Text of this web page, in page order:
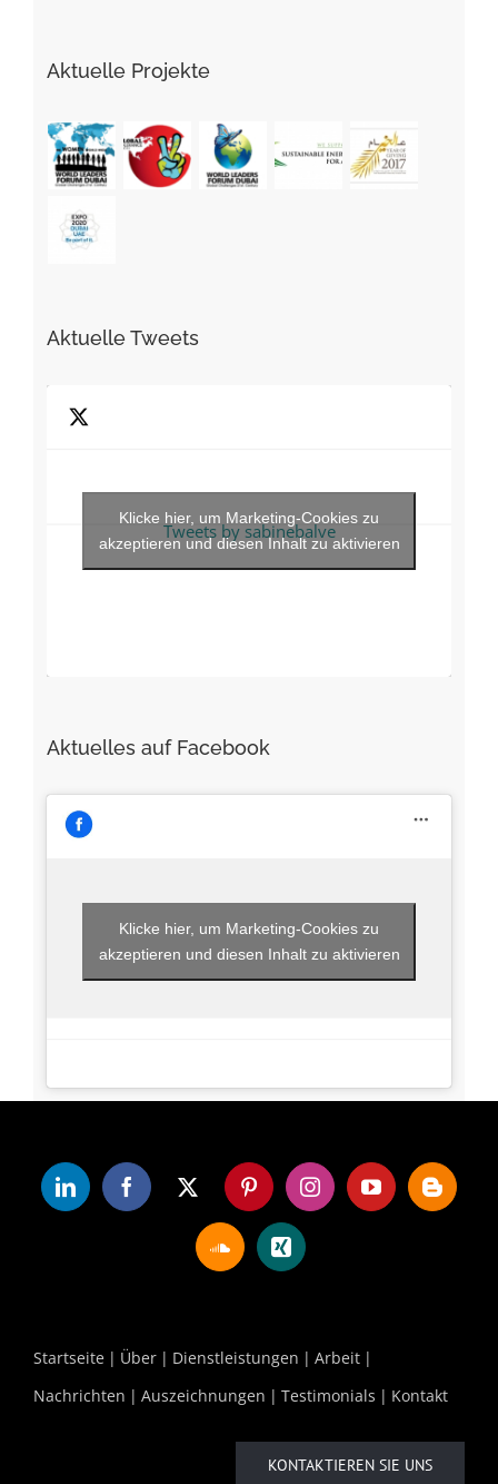
Aktuelle Projekte
Aktuelle Tweets
Tweets by sabinebalve
Klicke hier, um Marketing-Cookies zu
akzeptieren und diesen Inhalt zu aktivieren
Aktuelles auf Facebook
Klicke hier, um Marketing-Cookies zu
akzeptieren und diesen Inhalt zu aktivieren
Startseite Über Dienstleistungen
Arbeit
Nachrichten
Auszeichnungen Testimonials Kontakt
KONTAKTIEREN SIE UNS